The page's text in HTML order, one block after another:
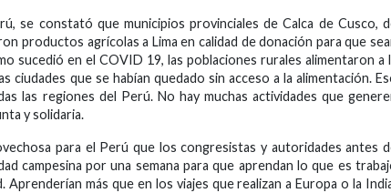
se constató que municipios provinciales de Calca de Cusco,
productos agrícolas a Lima en calidad de donación para que
sucedió en el COVID 19, las poblaciones rurales alimentaron a
ciudades que se habían quedado sin acceso a la alimentación.
las regiones del Perú. No hay muchas actividades que
y solidaria.
para el Perú que los congresistas y autoridades antes
campesina por una semana para que aprendan lo que es
Aprenderían más que en los viajes que realizan a Europa o la